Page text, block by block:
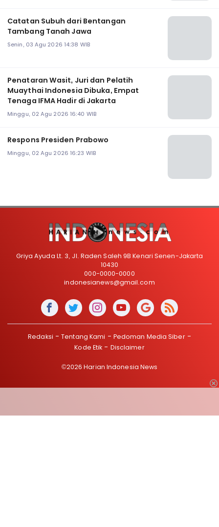
Catatan Subuh dari Bentangan
Tambang Tanah Jawa
Senin, 03 Agu 2026 14:38 WIB
Penataran Wasit, Juri dan Pelatih
Muaythai Indonesia Dibuka, Empat
Tenaga IFMA Hadir di Jakarta
Minggu, 02 Agu 2026 16:40 WIB
Respons Presiden Prabowo
Minggu, 02 Agu 2026 16:23 WIB
Griya Ayuda Lt. 3, Jl. Raden Saleh 9B Kenari Senen-Jakarta
10430
000-0000-0000
indonesianews@gmail.com
Redaksi Tentang Kami
Pedoman Media Siber
Kode Etik
Disclaimer
©2026 Harian Indonesia News